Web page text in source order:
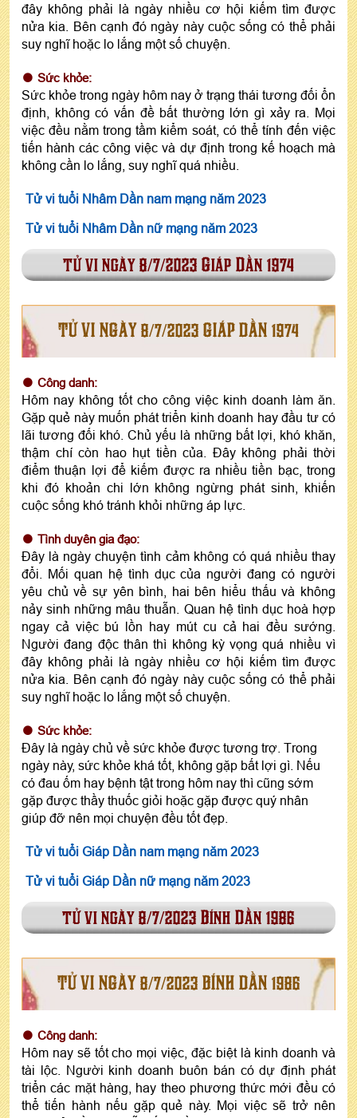
đây không phải là ngày nhiều cơ hội kiếm tìm được
nửa kia. Bên cạnh đó ngày này cuộc sống có thể phải
suy nghĩ hoặc lo lắng một số chuyện.
Sức khỏe:
Sức khỏe trong ngày hôm nay ở trạng thái tương đối ổn
định, không có vấn đề bất thường lớn gì xảy ra. Mọi
việc đều nằm trong tầm kiểm soát, có thể tính đến việc
tiến hành các công việc và dự định trong kế hoạch mà
không cần lo lắng, suy nghĩ quá nhiều.
Tử vi tuổi Nhâm Dần nam mạng năm 2023
Tử vi tuổi Nhâm Dần nữ mạng năm 2023
tử vi ngày 8/7/2023 Giáp Dần 1974
TỬ VI NGÀY 8/7/2023 GIÁP DẦN 1974
Công danh:
Hôm nay không tốt cho công việc kinh doanh làm ăn.
Gặp quẻ này muốn phát triển kinh doanh hay đầu tư có
lãi tương đối khó. Chủ yếu là những bất lợi, khó khăn,
thậm chí còn hao hụt tiền của. Đây không phải thời
điểm thuận lợi để kiếm được ra nhiều tiền bạc, trong
khi đó khoản chi lớn không ngừng phát sinh, khiến
cuộc sống khó tránh khỏi những áp lực.
Tình duyên gia đạo:
Đây là ngày chuyện tình cảm không có quá nhiều thay
đổi. Mối quan hệ tình dục của người đang có người
yêu chủ về sự yên bình, hai bên hiểu thấu và không
nảy sinh những mâu thuẫn. Quan hệ tình dục hoà hợp
ngay cả việc bú lồn hay mút cu cả hai đều sướng.
Người đang độc thân thì không kỳ vọng quá nhiều vì
đây không phải là ngày nhiều cơ hội kiếm tìm được
nửa kia. Bên cạnh đó ngày này cuộc sống có thể phải
suy nghĩ hoặc lo lắng một số chuyện.
Sức khỏe:
Đây là ngày chủ về sức khỏe được tương trợ. Trong
ngày này, sức khỏe khá tốt, không gặp bất lợi gì. Nếu
có đau ốm hay bệnh tật trong hôm nay thì cũng sớm
gặp được thầy thuốc giỏi hoặc gặp được quý nhân
giúp đỡ nên mọi chuyện đều tốt đẹp.
Tử vi tuổi Giáp Dần nam mạng năm 2023
Tử vi tuổi Giáp Dần nữ mạng năm 2023
tử vi ngày 8/7/2023 Bính Dần 1986
TỬ VI NGÀY 8/7/2023 BÍNH DẦN 1986
Công danh:
Hôm nay sẽ tốt cho mọi việc, đặc biệt là kinh doanh và
tài lộc. Người kinh doanh buôn bán có dự định phát
triển các mặt hàng, hay theo phương thức mới đều có
thể tiến hành nếu gặp quẻ này. Mọi việc sẽ trở nên